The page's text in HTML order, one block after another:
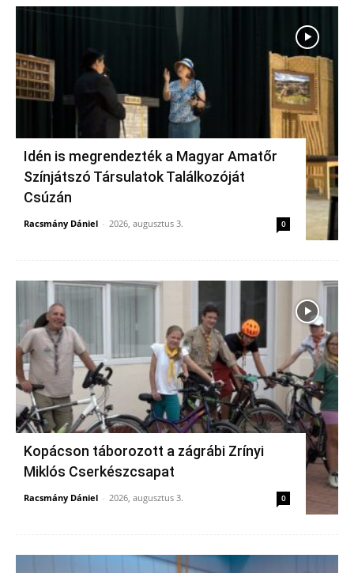
Idén is megrendezték a Magyar Amatőr
Színjátszó Társulatok Találkozóját
Csúzán
Racsmány Dániel - 2026, augusztus 3. 0
Kopácson táborozott a zágrábi Zrínyi
Miklós Cserkészcsapat
Racsmány Dániel - 2026, augusztus 3. 0